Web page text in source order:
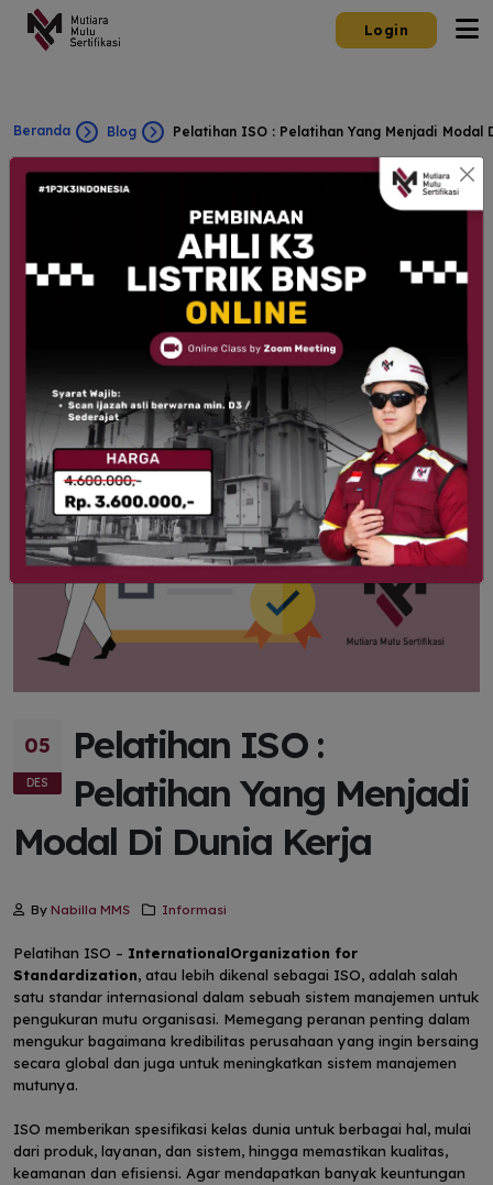
Login
Beranda Blog Pelatihan ISO : Pelatihan Yang Menjadi Modal
05
DES
Pelatihan ISO :
Pelatihan Yang Menjadi
Modal Di Dunia Kerja
By Nabilla MMS Informasi
Pelatihan ISO – InternationalOrganization for
Standardization, atau lebih dikenal sebagai ISO, adalah salah
satu standar internasional dalam sebuah sistem manajemen untuk
pengukuran mutu organisasi. Memegang peranan penting dalam
mengukur bagaimana kredibilitas perusahaan yang ingin bersaing
secara global dan juga untuk meningkatkan sistem manajemen
mutunya.
ISO memberikan spesifikasi kelas dunia untuk berbagai hal, mulai
dari produk, layanan, dan sistem, hingga memastikan kualitas,
keamanan dan efisiensi. Agar mendapatkan banyak keuntungan